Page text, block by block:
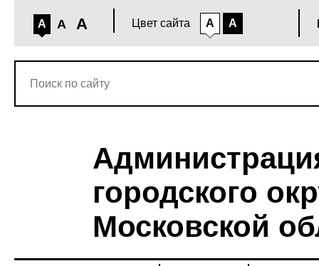
A A A Цвет сайта A A
городского
Московской